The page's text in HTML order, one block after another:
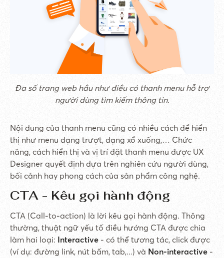
Đa số trang web hầu như điều có thanh menu hỗ trợ
người dùng tìm kiếm thông tin.
Nội dung của thanh menu cũng có nhiều cách để hiển
thị như menu dạng trượt, dạng xổ xuống,… Chức
năng, cách hiển thị và vị trí đặt thanh menu được UX
Designer quyết định dựa trên nghiên cứu người dùng,
bối cảnh hay phong cách của sản phẩm công nghệ.
CTA - Kêu gọi hành động
CTA (Call-to-action) là lời kêu gọi hành động. Thông
thường, thuật ngữ yếu tố điều hướng CTA được chia
làm hai loại: Interactive - có thể tương tác, click được
(ví dụ: đường link, nút bấm, tab,...) và Non-interactive -